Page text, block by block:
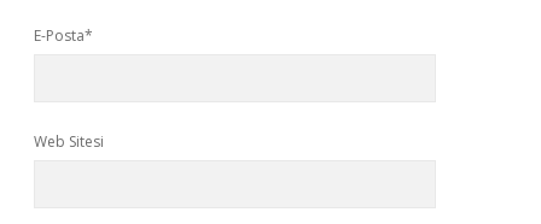
E-Posta*
Web Sitesi